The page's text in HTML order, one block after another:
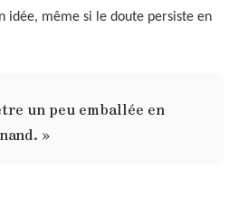
idée, même si le doute persiste en
un peu emballée en
»